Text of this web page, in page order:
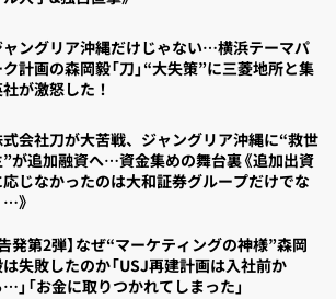
ャングリア沖縄だけじゃない…横浜テーマパ
ク計画の森岡毅「刀」“大失策”に三菱地所と集
が激怒した！
会社刀が大苦戦、ジャングリア沖縄に“救世
が追加融資へ…資金集めの舞台裏《追加出資
応じなかったのは大和証券グループだけでな
…》
告発第2弾】なぜ“マーケティングの神様”森岡
失敗したのか「USJ再建計画は入社前か
…」「お金に取りつかれてしまった」